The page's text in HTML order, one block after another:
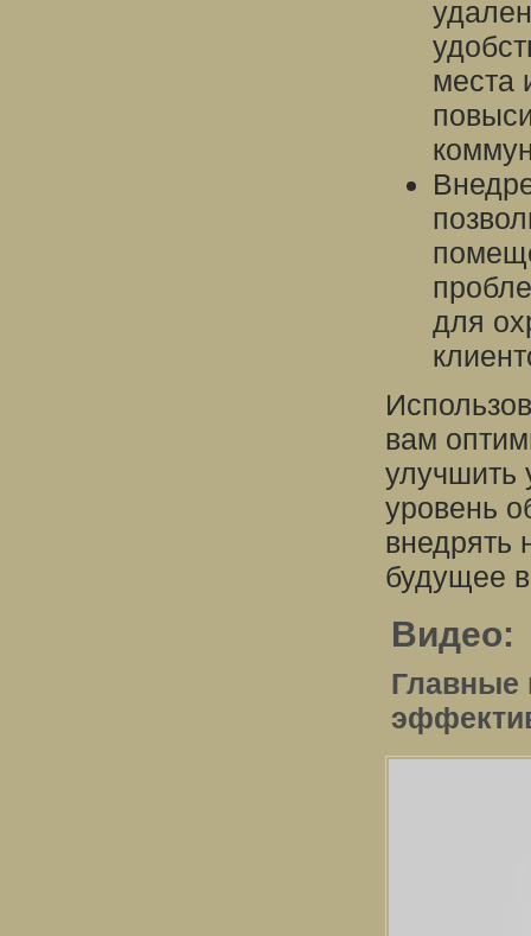
места
для
вам
улучшить
уровень
внедрять
будущее
Видео:
Главные